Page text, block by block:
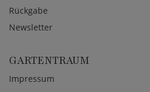
Rückgabe
Newsletter
GARTENTRAUM
Impressum